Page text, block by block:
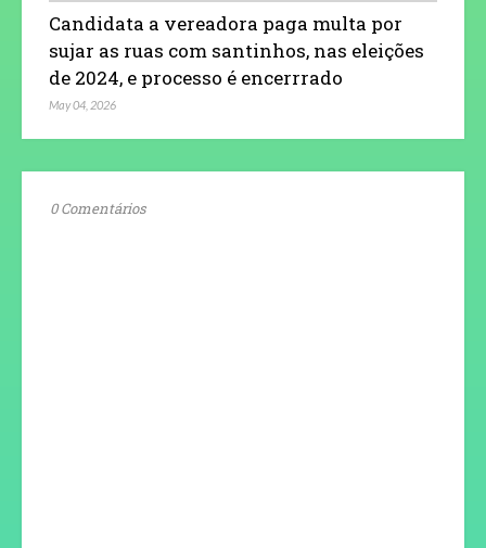
Candidata a vereadora paga multa por
sujar as ruas com santinhos, nas eleições
de 2024, e processo é encerrrado
May 04, 2026
0 Comentários